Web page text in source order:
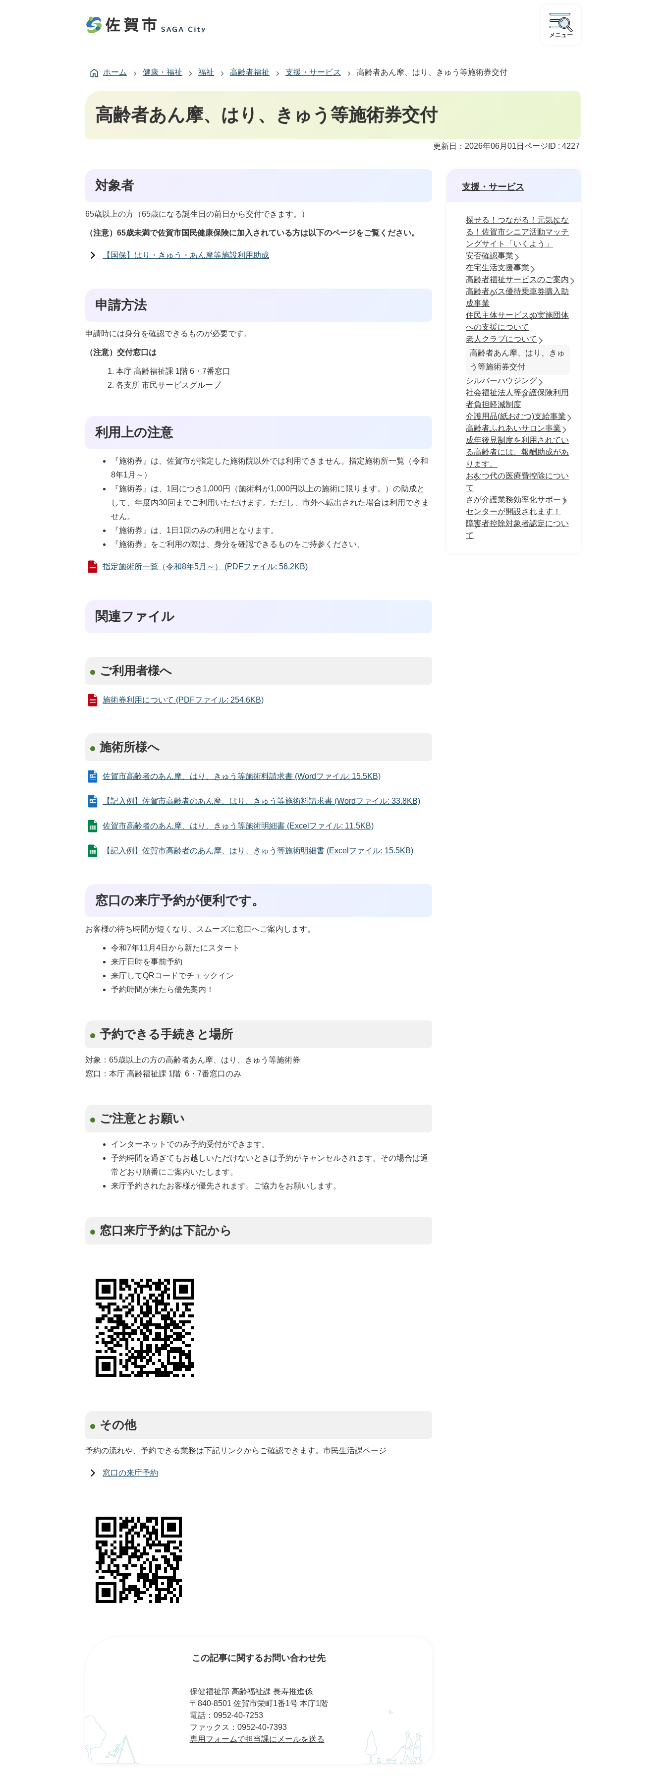
メニュー
ホーム 健康・福祉 福祉 高齢者福祉 支援・サービス 高齢者あん摩、はり、きゅう等施術券交付
高齢者あん摩、はり、きゅう等施術券交付
更新日：2026年06月01日 ページID : 4227
対象者
65歳以上の方（65歳になる誕生日の前日から交付できます。）
（注意）65歳未満で佐賀市国民健康保険に加入されている方は以下のページをご覧ください。
【国保】はり・きゅう・あん摩等施設利用助成
申請方法
申請時には身分を確認できるものが必要です。
（注意）交付窓口は
本庁 高齢福祉課 1階 6・7番窓口
各支所 市民サービスグループ
利用上の注意
『施術券』は、佐賀市が指定した施術院以外では利用できません。指定施術所一覧（令和
8年1月～）
『施術券』は、1回につき1,000円（施術料が1,000円以上の施術に限ります。）の助成と
して、年度内30回までご利用いただけます。ただし、市外へ転出された場合は利用できま
せん。
『施術券』は、1日1回のみの利用となります。
『施術券』をご利用の際は、身分を確認できるものをご持参ください。
指定施術所一覧（令和8年5月～） (PDFファイル: 56.2KB)
関連ファイル
ご利用者様へ
施術券利用について (PDFファイル: 254.6KB)
施術所様へ
佐賀市高齢者のあん摩、はり、きゅう等施術料請求書 (Wordファイル: 15.5KB)
【記入例】佐賀市高齢者のあん摩、はり、きゅう等施術料請求書 (Wordファイル: 33.8KB)
佐賀市高齢者のあん摩、はり、きゅう等施術明細書 (Excelファイル: 11.5KB)
【記入例】佐賀市高齢者のあん摩、はり、きゅう等施術明細書 (Excelファイル: 15.5KB)
窓口の来庁予約が便利です。
お客様の待ち時間が短くなり、スムーズに窓口へご案内します。
令和7年11月4日から新たにスタート
来庁日時を事前予約
来庁してQRコードでチェックイン
予約時間が来たら優先案内！
予約できる手続きと場所
対象：65歳以上の方の高齢者あん摩、はり、きゅう等施術券
窓口：本庁 高齢福祉課 1階 6・7番窓口のみ
ご注意とお願い
インターネットでのみ予約受付ができます。
予約時間を過ぎてもお越しいただけないときは予約がキャンセルされます。その場合は通
常どおり順番にご案内いたします。
来庁予約されたお客様が優先されます。ご協力をお願いします。
窓口来庁予約は下記から
その他
予約の流れや、予約できる業務は下記リンクからご確認できます。市民生活課ページ
窓口の来庁予約
この記事に関するお問い合わせ先
保健福祉部 高齢福祉課 長寿推進係
〒840-8501 佐賀市栄町1番1号 本庁1階
電話：0952-40-7253
ファックス：0952-40-7393
専用フォームで担当課にメールを送る
支援・サービス
探せる！つながる！元気にな
る！佐賀市シニア活動マッチ
ングサイト「いくよう」
安否確認事業
在宅生活支援事業
高齢者福祉サービスのご案内
高齢者バス優待乗車券購入助
成事業
住民主体サービスの実施団体
への支援について
老人クラブについて
高齢者あん摩、はり、きゅ
う等施術券交付
シルバーハウジング
社会福祉法人等介護保険利用
者負担軽減制度
介護用品(紙おむつ)支給事業
高齢者ふれあいサロン事業
成年後見制度を利用されてい
る高齢者には、報酬助成があ
ります。
おむつ代の医療費控除につい
て
さが介護業務効率化サポート
センターが開設されます！
障害者控除対象者認定につい
て